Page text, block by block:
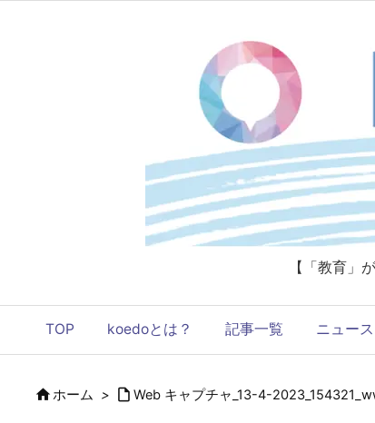
【「教育」
TOP koedoとは？ 記事一覧 ニュース
ホーム >  Web キャプチャ_13-4-